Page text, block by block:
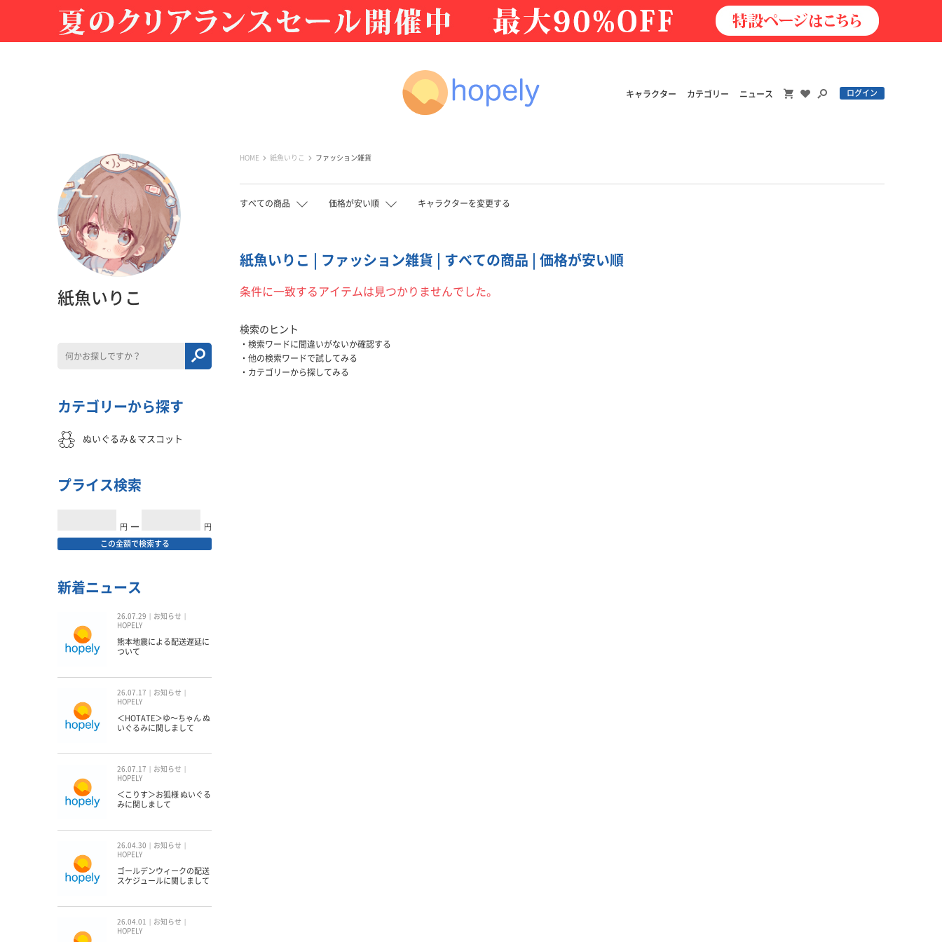
キャラクター カテゴリー ニュース ログイン
HOME 紙魚いりこ ファッション雑貨
すべての商品 価格が安い順 キャラクターを変更する
紙魚いりこ | ファッション雑貨 | すべての商品 | 価格が安い順
条件に一致するアイテムは見つかりませんでした。
検索のヒント
検索ワードに間違いがないか確認する
他の検索ワードで試してみる
カテゴリーから探してみる
紙魚いりこ
カテゴリーから探す
ぬいぐるみ＆マスコット
プライス検索
円 ━ 円
この金額で検索する
新着ニュース
26.07.29
お知らせ
HOPELY
熊本地震による配送遅延に
ついて
26.07.17
お知らせ
HOPELY
＜HOTATE＞ゆ〜ちゃん ぬ
いぐるみに関しまして
26.07.17
お知らせ
HOPELY
＜こりす＞お狐様 ぬいぐる
みに関しまして
26.04.30
お知らせ
HOPELY
ゴールデンウィークの配送
スケジュールに関しまして
26.04.01
お知らせ
HOPELY